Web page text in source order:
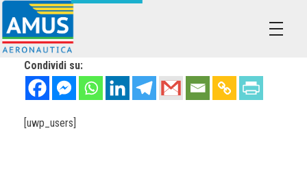
Associazione dei Militari Uniti in Sindacato - AMUS AeronauticaCondividi su:
[uwp_users]